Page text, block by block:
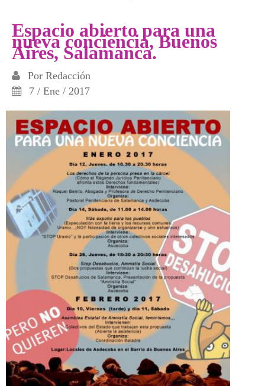
Espacio abierto para una
nueva conciencia, Buenos
Aires, Salamanca.
Por Redacción
7 / Ene / 2017